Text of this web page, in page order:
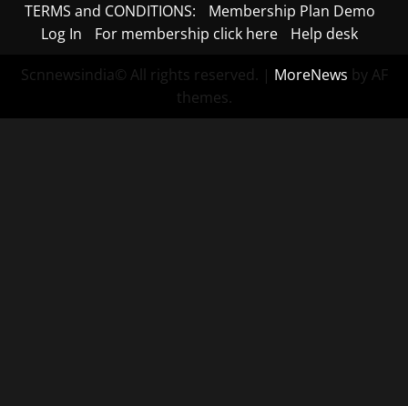
TERMS and CONDITIONS:
Membership Plan Demo
Log In
For membership click here Help desk
Scnnewsindia© All rights reserved. | MoreNews by AF
themes.